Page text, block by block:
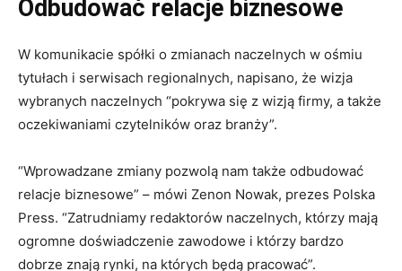
Odbudować relacje biznesowe
W komunikacie spółki o zmianach naczelnych w ośmiu
tytułach i serwisach regionalnych, napisano, że wizja
wybranych naczelnych “pokrywa się z wizją firmy, a także
oczekiwaniami czytelników oraz branży”.
“Wprowadzane zmiany pozwolą nam także odbudować
relacje biznesowe” – mówi Zenon Nowak, prezes Polska
Press. “Zatrudniamy redaktorów naczelnych, którzy mają
ogromne doświadczenie zawodowe i którzy bardzo
dobrze znają rynki, na których będą pracować”.